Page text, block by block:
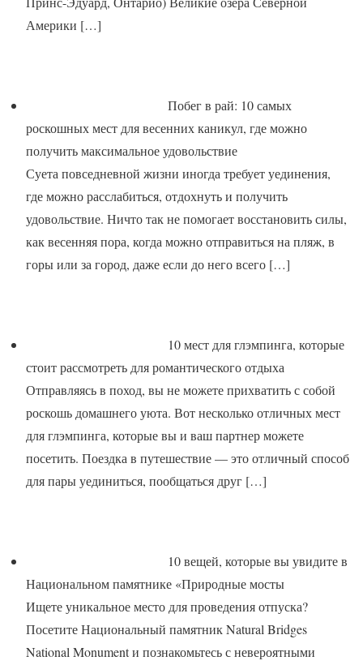
Америки […]
Побег в рай: 10 самых
роскошных мест для весенних каникул, где можно
получить максимальное удовольствие
Суета повседневной жизни иногда требует уединения,
где можно расслабиться, отдохнуть и получить
удовольствие. Ничто так не помогает восстановить силы,
как весенняя пора, когда можно отправиться на пляж, в
горы или за город, даже если до него всего […]
10 мест для глэмпинга, которые
стоит рассмотреть для романтического отдыха
Отправляясь в поход, вы не можете прихватить с собой
роскошь домашнего уюта. Вот несколько отличных мест
для глэмпинга, которые вы и ваш партнер можете
посетить. Поездка в путешествие — это отличный способ
для пары уединиться, пообщаться друг […]
10 вещей, которые вы увидите в
Национальном памятнике «Природные мосты
Ищете уникальное место для проведения отпуска?
Посетите Национальный памятник Natural Bridges
National Monument и познакомьтесь с невероятными